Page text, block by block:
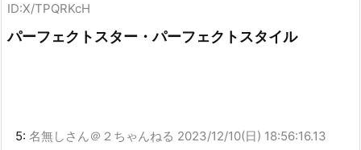
ID:X/TPQRKcH
パーフェクトスター・パーフェクトスタイル
5: 名無しさん＠２ちゃんねる 2023/12/10(日) 18:56:16.13